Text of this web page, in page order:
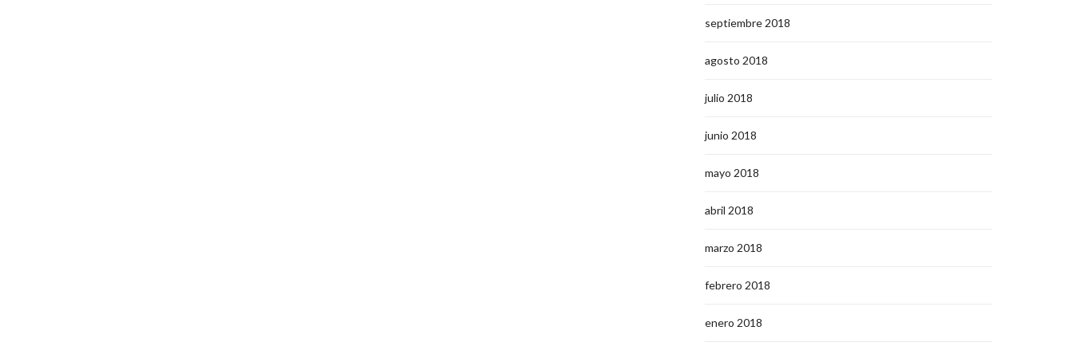
septiembre 2018
agosto 2018
julio 2018
junio 2018
mayo 2018
abril 2018
marzo 2018
febrero 2018
enero 2018